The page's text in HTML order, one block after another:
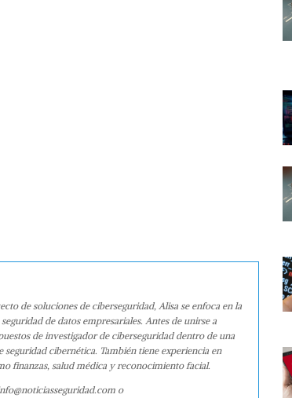
de soluciones de ciberseguridad, Alisa se enfoca en la
de datos empresariales. Antes de unirse a
de investigador de ciberseguridad dentro de una
seguridad cibernética. También tiene experiencia en
finanzas, salud médica y reconocimiento facial.
o